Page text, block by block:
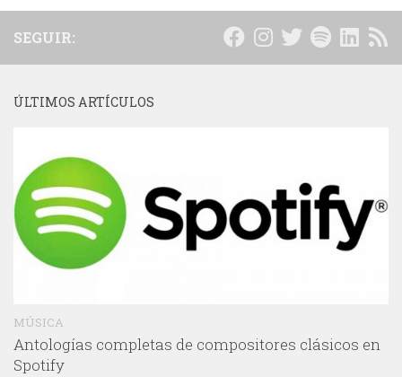
SEGUIR:
ÚLTIMOS ARTÍCULOS
MÚSICA
Antologías completas de compositores clásicos en
Spotify